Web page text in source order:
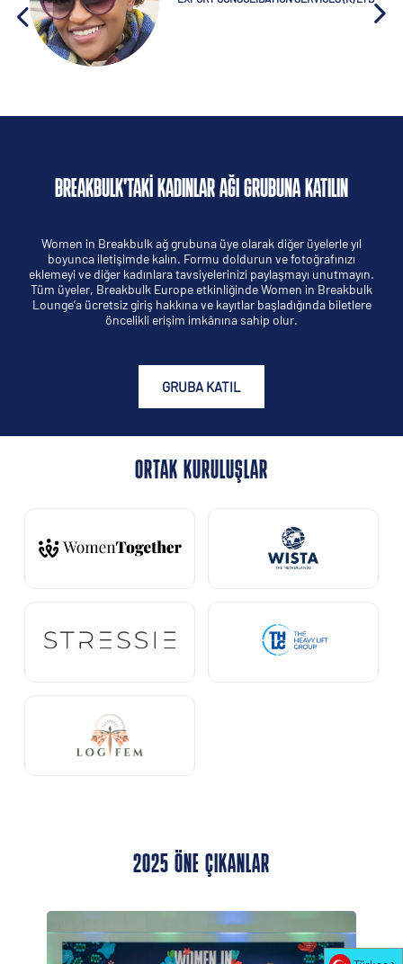
BREAKBULK'TAKI KADINLAR AĞI GRUBUNA KATILIN
Women in Breakbulk ağ grubuna üye olarak diğer üyelerle yıl
boyunca iletişimde kalın. Formu doldurun ve fotoğrafınızı
eklemeyi ve diğer kadınlara tavsiyelerinizi paylaşmayı unutmayın.
Tüm üyeler, Breakbulk Europe etkinliğinde Women in Breakbulk
Lounge’a ücretsiz giriş hakkına ve kayıtlar başladığında biletlere
öncelikli erişim imkânına sahip olur.
GRUBA KATIL
ORTAK KURULUŞLAR
2025 ÖNE ÇIKANLAR